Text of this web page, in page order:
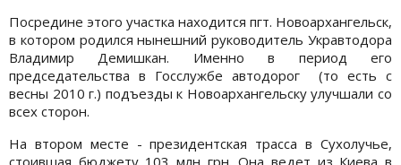
Посредине этого участка находится пгт. Новоархангельск,
в котором родился нынешний руководитель Укравтодора
Владимир Демишкан. Именно в период его
председательства в Госслужбе автодорог (то есть с
весны 2010 г.) подъезды к Новоархангельску улучшали со
всех сторон.
На втором месте - президентская трасса в Сухолучье,